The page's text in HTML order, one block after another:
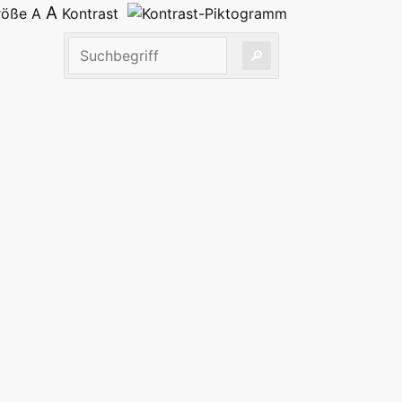
A A Kontrast